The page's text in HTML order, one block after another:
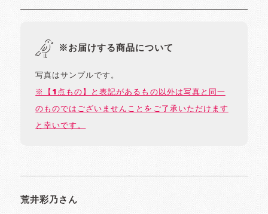
※お届けする商品について
写真はサンプルです。
※【1点もの】と表記があるもの以外は写真と同一
のものではございませんことをご了承いただけます
と幸いです。
荒井彩乃さん